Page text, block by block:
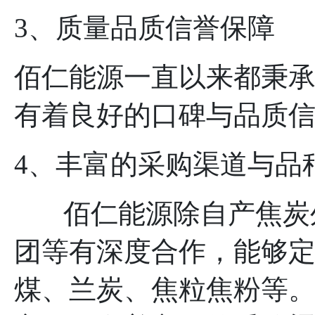
3、质量品质信誉保障
佰仁能源一直以来都秉
有着良好的口碑与品质
4、丰富的采购渠道与品
佰仁能源除自产焦炭
团等有深度合作，能够
煤、兰炭、焦粒焦粉等